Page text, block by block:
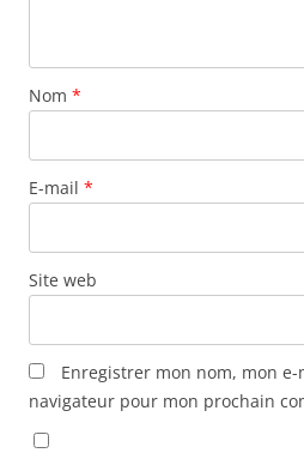
Nom *
E-mail *
Site web
Enregistrer mon nom, mon
navigateur pour mon prochain